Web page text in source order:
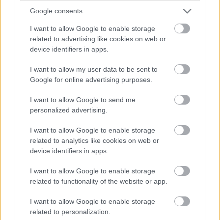
Google consents
I want to allow Google to enable storage
related to advertising like cookies on web or
device identifiers in apps.
I want to allow my user data to be sent to
Google for online advertising purposes.
I want to allow Google to send me
personalized advertising.
I want to allow Google to enable storage
related to analytics like cookies on web or
device identifiers in apps.
I want to allow Google to enable storage
related to functionality of the website or app.
I want to allow Google to enable storage
related to personalization.
szokásaira, elvárásaira, ezért felgyorsultak a
fejlesztések. Felismerték, hogy az értékesítési
folyamatok kitolódtak a cég határain kívülre. Például a
banki hiteligénylési folyamat már nem a fióki pultnál
vagy mobiltelefonról. Trend, hogy minél hamarabb, minél
kevesebb kattintással tudják fizetésre bírni az
ügyfeleket. Így jönnek létre az egygombos fizetési
megoldások az online kereskedelmi felületeken.
szükség, mi pedig ezen a ponton tudunk tanácsadói
szerepben belépni.
Átvizsgáljuk az értékesítési folyamatokat, megnézzük,
hova lehet rendszert illeszteni, hol van szükség például
Amennyiben a piaci szereplő tisztában van az ügyfelei
ismérveivel, akkor sokkal célzottabb kampányokat tud